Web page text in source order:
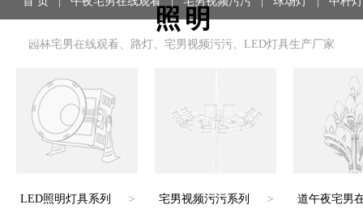
照明
园林宅男在线观看、路灯、宅男视频污污、LED灯具生产厂家
程案例 | 联系方式
LED照明灯具系列 > 宅男视频污污系列 > 道午夜宅男